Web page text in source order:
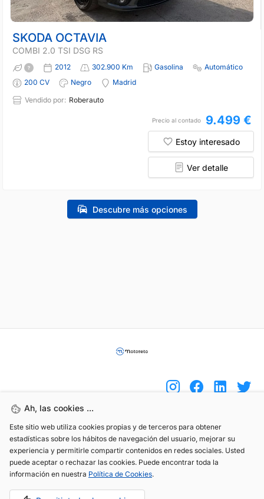
SKODA OCTAVIA
COMBI 2.0 TSI DSG RS
2012 302.900 Km Gasolina
Automático
200 CV
Negro
Madrid
Vendido por: Roberauto
Precio al contado 9.499 €
Estoy interesado
Ver detalle
Descubre más opciones
Ah, las cookies ...
Este sitio web utiliza cookies propias y de terceros para obtener
estadísticas sobre los hábitos de navegación del usuario, mejorar su
experiencia y permitirle compartir contenidos en redes sociales. Usted
puede aceptar o rechazar las cookies. Puede encontrar toda la
información en nuestra Política de Cookies.
(+34) 744 408 070
info@motoreto.com